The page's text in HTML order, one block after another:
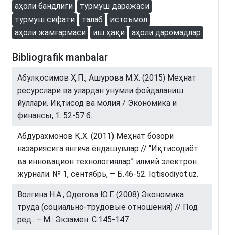
аҳоли бандлиги
турмуш даражаси
турмуш сифати
талаб
истеъмол
аҳоли жамғармаси
иш ҳақи аҳоли даромадлар
Bibliografik manbalar
Абулқосимов Ҳ.П., Ашурова М.Х. (2015) Меҳнат
ресурслари ва улардан унумли фойдаланиш
йўллари. Иқтисод ва молия / Экономика и
финансы, 1. 52-57 б.
Абдурахмонов Қ.Х. (2011) Меҳнат бозори
назариясига янгича ёндашувлар // “Иқтисодиёт
ва инновацион технологиялар” илмий электрон
журнали. № 1, сентябрь, – Б.46-52. Iqtisodiyot.uz.
Волгина Н.А., Одегова Ю.Г. (2008) Экономика
труда (социально-трудовые отношения) // Под
ред.. – М.: Экзамен. С.145-147